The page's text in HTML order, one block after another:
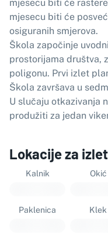
mjesecu biti će
mjesecu biti će
osiguranih smjerova.
Škola započinje
prostorijama društva,
poligonu. Prvi izlet
Škola završava u
U slučaju otkazivanja
produžiti za jedan
Lokacije za
Kalnik Okić
Paklenica
Klek